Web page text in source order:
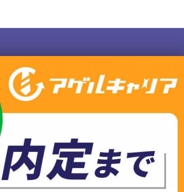
語:女性」に関
事一覧